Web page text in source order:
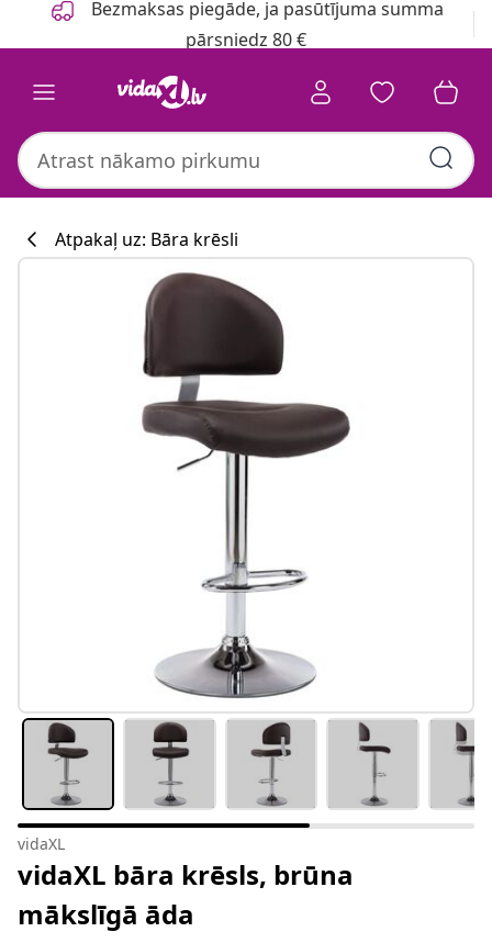
Bezmaksas piegāde, ja pasūtījuma summa
pārsniedz 80 €
Atpakaļ uz: Bāra krēsli
vidaXL
vidaXL bāra krēsls, brūna
mākslīgā āda